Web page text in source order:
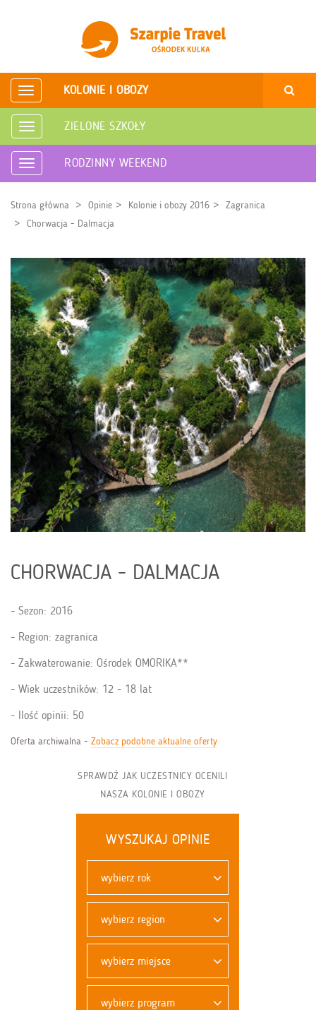
Rozwiń
nawigację
KOLONIE I OBOZY
Rozwiń
nawigację
ZIELONE SZKOŁY
Rozwiń
nawigację
RODZINNY WEEKEND
Strona główna Opinie Kolonie i obozy 2016
Zagranica
Chorwacja - Dalmacja
CHORWACJA - DALMACJA
Sezon: 2016
Region: zagranica
Zakwaterowanie: Ośrodek OMORIKA**
Wiek uczestników: 12 - 18 lat
Ilość opinii: 50
Oferta archiwalna - Zobacz podobne aktualne oferty
SPRAWDŹ JAK UCZESTNICY OCENILI
NASZA KOLONIE I OBOZY
WYSZUKAJ OPINIE
wybierz rok
wybierz region
wybierz miejsce
wybierz program